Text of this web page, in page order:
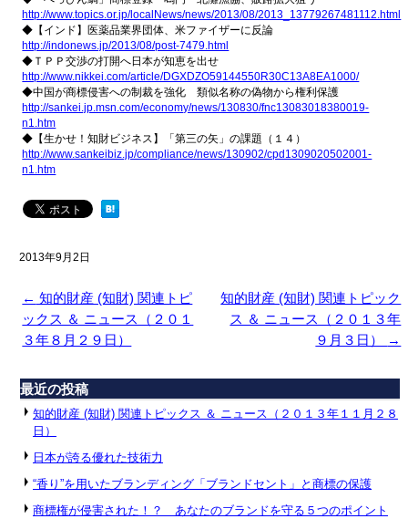
http://www.topics.or.jp/localNews/news/2013/08/2013_13779267481112.html
◆【インド】医薬品業界団体、米ファイザーに反論
http://indonews.jp/2013/08/post-7479.html
◆ＴＰＰ交渉の打開へ日本が知恵を出せ
http://www.nikkei.com/article/DGXDZO59144550R30C13A8EA1000/
◆中国が商標侵害への制裁を強化 類似名称の偽物から権利保護
http://sankei.jp.msn.com/economy/news/130830/fnc13083018380019-
n1.htm
◆【生かせ！知財ビジネス】「第三の矢」の課題（１４）
http://www.sankeibiz.jp/compliance/news/130902/cpd1309020502001-
n1.htm
2013年9月2日
← 知的財産 (知財) 関連トピ
ックス ＆ ニュース（２０１
３年８月２９日）
知的財産 (知財) 関連トピック
ス ＆ ニュース（２０１３年
９月３日）
→
最近の投稿
知的財産 (知財) 関連トピックス ＆ ニュース（２０１３年１１月２８
日）
日本が誇る優れた技術力
“香り”を用いたブランディング「ブランドセント」と商標の保護
商標権が侵害された！？ あなたのブランドを守る５つのポイント